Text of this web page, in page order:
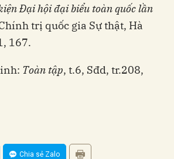
Đại hội đại biểu toàn quốc lần
trị quốc gia Sự thật, Hà
167.
Toàn tập, t.6, Sđd, tr.208,
Chia sẻ Zalo